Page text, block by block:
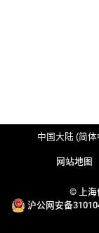
© 上海
沪公网安备
网站地图
中国大陆 (简